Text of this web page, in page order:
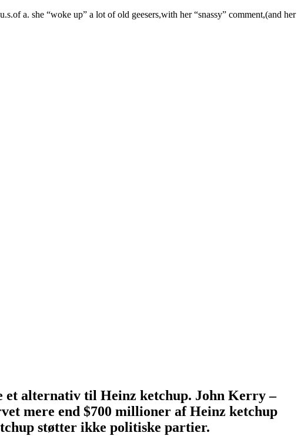
a. she “woke up” a lot of old geesers,with her “snassy” comment,(and her
alternativ til Heinz ketchup. John Kerry –
mere end $700 millioner af Heinz ketchup
støtter ikke politiske partier.